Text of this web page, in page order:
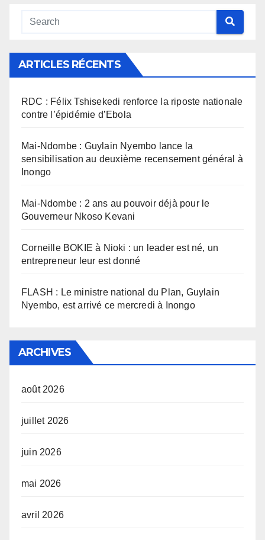
ARTICLES RÉCENTS
RDC : Félix Tshisekedi renforce la riposte nationale
contre l’épidémie d’Ebola
Mai-Ndombe : Guylain Nyembo lance la
sensibilisation au deuxième recensement général à
Inongo
Mai-Ndombe : 2 ans au pouvoir déjà pour le
Gouverneur Nkoso Kevani
Corneille BOKIE à Nioki : un leader est né, un
entrepreneur leur est donné
FLASH : Le ministre national du Plan, Guylain
Nyembo, est arrivé ce mercredi à Inongo
ARCHIVES
août 2026
juillet 2026
juin 2026
mai 2026
avril 2026